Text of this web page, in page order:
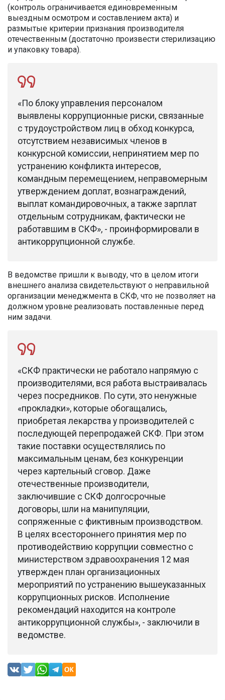
(контроль ограничивается единовременным
выездным осмотром и составлением акта) и
размытые критерии признания производителя
отечественным (достаточно произвести стерилизацию
и упаковку товара).
«По блоку управления персоналом
выявлены коррупционные риски, связанные
с трудоустройством лиц в обход конкурса,
отсутствием независимых членов в
конкурсной комиссии, непринятием мер по
устранению конфликта интересов,
командным перемещением, неправомерным
утверждением доплат, вознаграждений,
выплат командировочных, а также зарплат
отдельным сотрудникам, фактически не
работавшим в СКФ», - проинформировали в
антикоррупционной службе.
В ведомстве пришли к выводу, что в целом итоги
внешнего анализа свидетельствуют о неправильной
организации менеджмента в СКФ, что не позволяет на
должном уровне реализовать поставленные перед
ним задачи.
«СКФ практически не работало напрямую с
производителями, вся работа выстраивалась
через посредников. По сути, это ненужные
«прокладки», которые обогащались,
приобретая лекарства у производителей с
последующей перепродажей СКФ. При этом
такие поставки осуществлялись по
максимальным ценам, без конкуренции
через картельный сговор. Даже
отечественные производители,
заключившие с СКФ долгосрочные
договоры, шли на манипуляции,
сопряженные с фиктивным производством.
В целях всестороннего принятия мер по
противодействию коррупции совместно с
министерством здравоохранения 12 мая
утвержден план организационных
мероприятий по устранению вышеуказанных
коррупционных рисков. Исполнение
рекомендаций находится на контроле
антикоррупционной службы», - заключили в
ведомстве.